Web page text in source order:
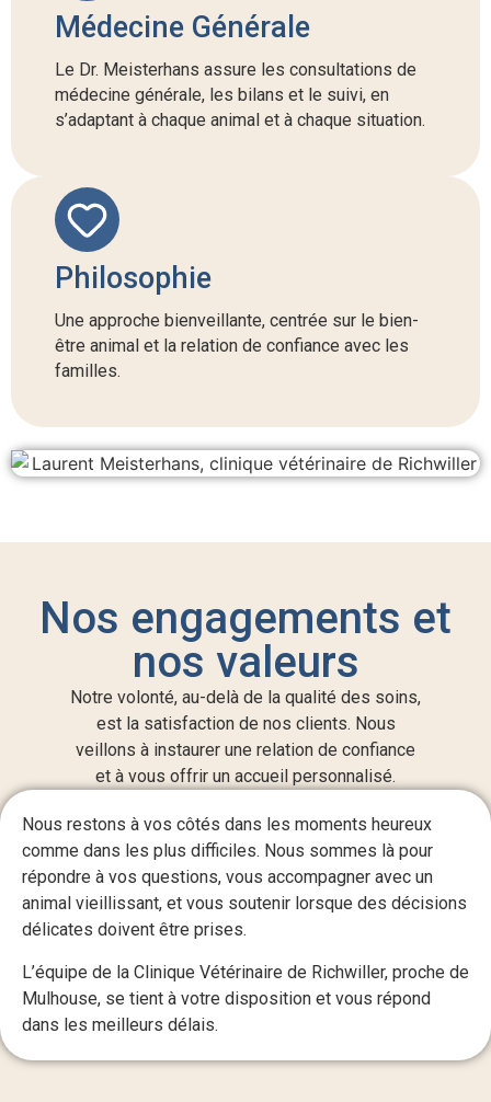
Médecine Générale
Le Dr. Meisterhans assure les consultations de
médecine générale, les bilans et le suivi, en
s’adaptant à chaque animal et à chaque situation.
Philosophie
Une approche bienveillante, centrée sur le bien-
être animal et la relation de confiance avec les
familles.
Nos engagements et
nos valeurs
Notre volonté, au-delà de la qualité des soins,
est la satisfaction de nos clients. Nous
veillons à instaurer une relation de confiance
et à vous offrir un accueil personnalisé.
Nous restons à vos côtés dans les moments heureux
comme dans les plus difficiles. Nous sommes là pour
répondre à vos questions, vous accompagner avec un
animal vieillissant, et vous soutenir lorsque des décisions
délicates doivent être prises.
L’équipe de la Clinique Vétérinaire de Richwiller, proche de
Mulhouse, se tient à votre disposition et vous répond
dans les meilleurs délais.